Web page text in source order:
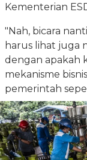
Kementerian
"Nah, bicara
harus lihat juga
dengan apakah
mekanisme
pemerintah